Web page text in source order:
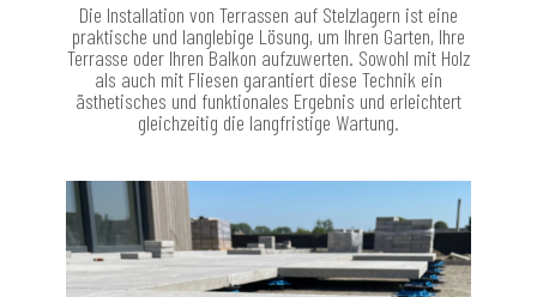
Die Installation von Terrassen auf Stelzlagern ist eine
praktische und langlebige Lösung, um Ihren Garten, Ihre
Terrasse oder Ihren Balkon aufzuwerten. Sowohl mit Holz
als auch mit Fliesen garantiert diese Technik ein
ästhetisches und funktionales Ergebnis und erleichtert
gleichzeitig die langfristige Wartung.